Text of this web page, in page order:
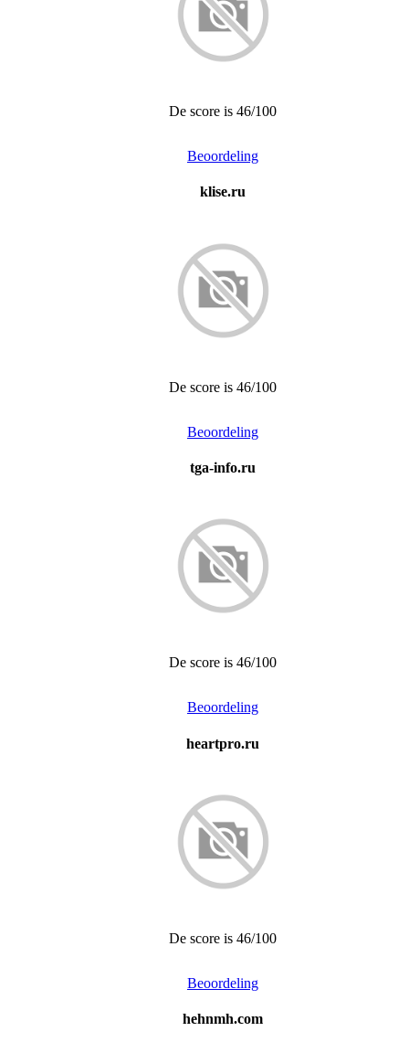
De score is 46/100
Beoordeling
klise.ru
De score is 46/100
Beoordeling
tga-info.ru
De score is 46/100
Beoordeling
heartpro.ru
De score is 46/100
Beoordeling
hehnmh.com